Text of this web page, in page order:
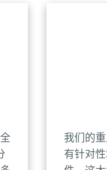
我们的
有针对